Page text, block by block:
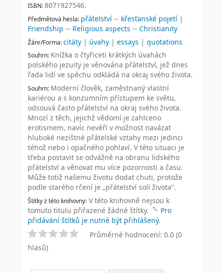
ISBN:8071927546.
Předmětová hesla: přátelství -- křesťanské pojetí |
Friendship -- Religious aspects -- Christianity
Žánr/Forma:citáty | úvahy | essays | quotations
Souhrn: Knížka o čtyřiceti krátkých úvahách
polského jezuity je věnována přátelství, jež dnes
řada lidí ve spěchu odkládá na okraj svého života.
Souhrn: Moderní člověk, zaměstnaný vlastní
kariérou a s konzumním přístupem ke světu,
odsouvá často přátelství na okraj svého života.
Mnozí z těch, jejichž vědomí je zahlceno
erotismem, navíc nevěří v možnost navázat
hluboké nezištné přátelské vztahy mezi jedinci
téhož nebo i opačného pohlaví. V této situaci je
třeba postavit se odvážně na obranu lidského
přátelství a věnovat mu více pozornosti a času.
Může totiž našemu životu dodat chuti, protože
podle starého rčení je „přátelství solí života“.
Štítky z této knihovny: V této knihovně nejsou k
tomuto titulu přiřazené žádné štítky.
Pro
přidávání štítků je nutné být přihlášený.
Průměrné hodnocení: 0.0 (0
hlasů)